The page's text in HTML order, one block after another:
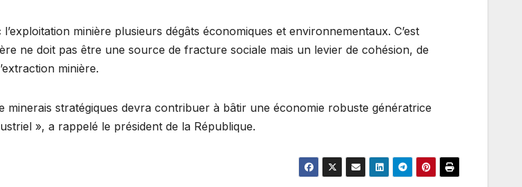
minière plusieurs dégâts économiques et environnementaux. C’est
ne doit pas être une source de fracture sociale mais un levier de cohésion, de
minière.
minerais stratégiques devra contribuer à bâtir une économie robuste génératrice
», a rappelé le président de la République.